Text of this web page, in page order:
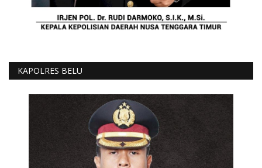
KAPOLRES BELU